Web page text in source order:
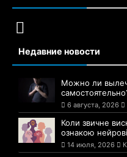
Недавние новости
Можно ли
6 августа, 2026
Коли звичне
ознакою
14 июля, 2026